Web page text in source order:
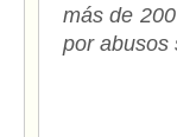
más de
por abusos